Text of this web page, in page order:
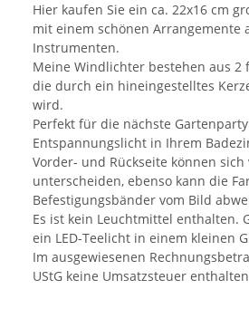
Hier kaufen Sie ein ca. 22x16 cm
mit einem schönen Arrangemente
Instrumenten.
Meine Windlichter bestehen aus 2
die durch ein hineingestelltes
wird.
Perfekt für die nächste
Entspannungslicht in Ihrem
Vorder- und Rückseite können
unterscheiden, ebenso kann die
Befestigungsbänder vom Bild
Es ist kein Leuchtmittel enthalten.
ein LED-Teelicht in einem kleinen
Im ausgewiesenen
UStG keine Umsatzsteuer